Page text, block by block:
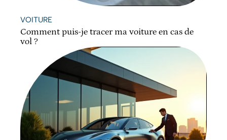
VOITURE
Comment puis-je tracer ma voiture en cas de
vol ?